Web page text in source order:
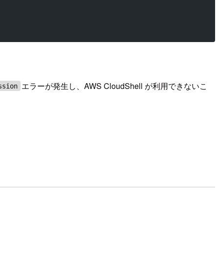
エラーが発生し、AWS CloudShell が利用できないこ